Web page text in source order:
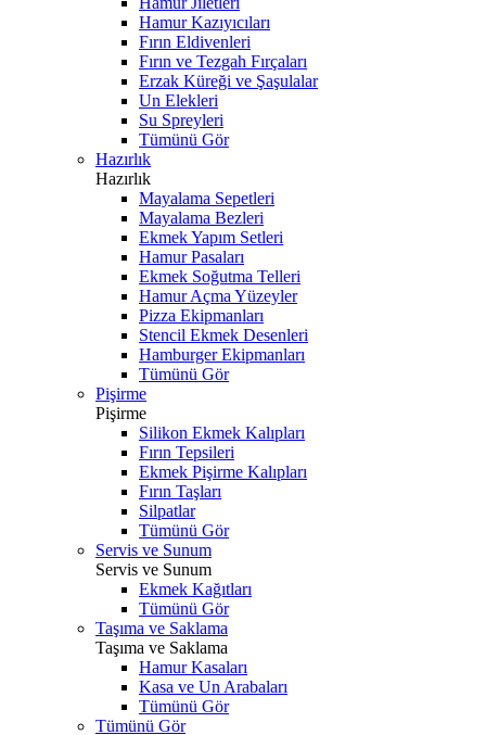
Hamur Kazıyıcıları
Fırın Eldivenleri
Fırın ve Tezgah Fırçaları
Erzak Küreği ve Şaşulalar
Un Elekleri
Su Spreyleri
Tümünü Gör
Hazırlık
Hazırlık
Mayalama Sepetleri
Mayalama Bezleri
Ekmek Yapım Setleri
Hamur Pasaları
Ekmek Soğutma Telleri
Hamur Açma Yüzeyler
Pizza Ekipmanları
Stencil Ekmek Desenleri
Hamburger Ekipmanları
Tümünü Gör
Pişirme
Pişirme
Silikon Ekmek Kalıpları
Fırın Tepsileri
Ekmek Pişirme Kalıpları
Fırın Taşları
Silpatlar
Tümünü Gör
Servis ve Sunum
Servis ve Sunum
Ekmek Kağıtları
Tümünü Gör
Taşıma ve Saklama
Taşıma ve Saklama
Hamur Kasaları
Kasa ve Un Arabaları
Tümünü Gör
Tümünü Gör